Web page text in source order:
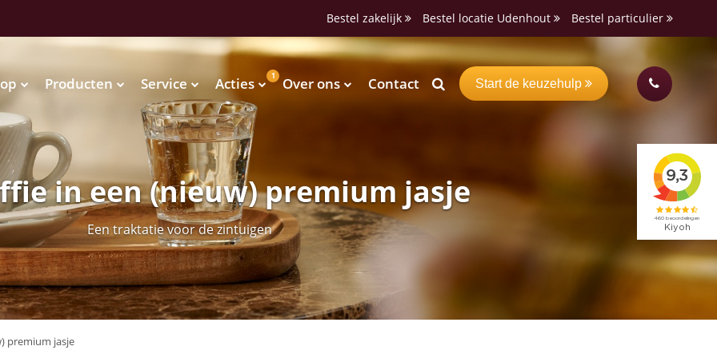
Bestel zakelijk Bestel locatie Udenhout Bestel particulier
1
Waterkoelers
Waterkoelers
Vendingmachines
Vendingmachines
Producten Service Acties Over ons Contact Start de keuzehulp
in een (nieuw) premium jasje
Een traktatie voor de zintuigen
premium jasje